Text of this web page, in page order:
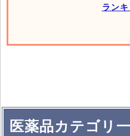
ラン
医薬品カテゴリ